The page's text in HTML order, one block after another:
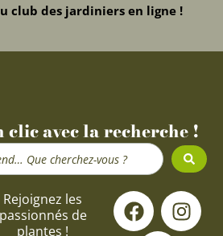
club des jardiniers en ligne !
clic avec la recherche !
Rejoignez les
passionnés de
plantes !
F
a
I
n
Y
o